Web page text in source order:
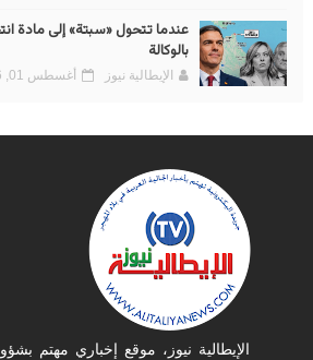
عندما تتحول «سبتة» إلى مادة
بالوكالة
الإيطالية نيوز أغسطس 01, 2026
الإيطالية نيوز، موقع إخباري مهتم